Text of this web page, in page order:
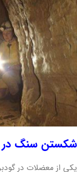
شکستن سنگ در
یکی از معضلات در